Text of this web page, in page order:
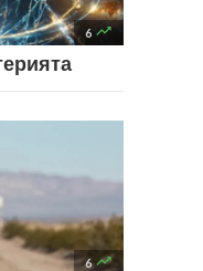
6 
6 